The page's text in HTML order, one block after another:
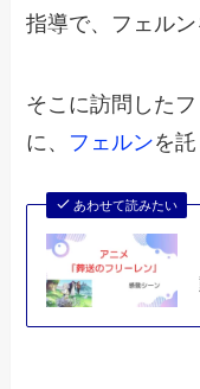
指導で、フェルン
そこに訪問した
に、 フェルンを託
あわせて読みたい